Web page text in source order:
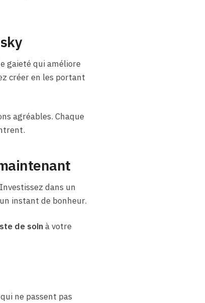
gaieté qui améliore
créer en les portant
agréables. Chaque
dans un
instant de bonheur.
de soinà votre
ne passent pas